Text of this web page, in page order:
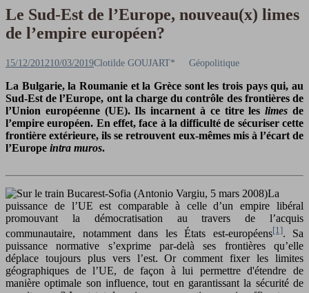
Le Sud-Est de l’Europe, nouveau(x) limes
de l’empire européen?
Posted
15/12/201210/03/2019Author
Clotilde GOUJART* Géopolitique
La Bulgarie, la Roumanie et la Grèce sont les trois pays qui, au
Sud-Est de l’Europe, ont la charge du contrôle des frontières de
l’Union européenne (UE). Ils incarnent à ce titre leslimes de
l’empire européen. En effet, face à la difficulté de sécuriser cette
frontière extérieure, ils se retrouvent eux-mêmes mis à l’écart de
l’Europe intra muros.
La
puissance de l’UE est comparable à celle d’un empire libéral
promouvant la démocratisation au travers de l’acquis
communautaire, notamment dans les États est-européens[1]. Sa
puissance normative s’exprime par-delà ses frontières qu’elle
déplace toujours plus vers l’est. Or comment fixer les limites
géographiques de l’UE, de façon à lui permettre d'étendre de
manière optimale son influence, tout en garantissant la sécurité de